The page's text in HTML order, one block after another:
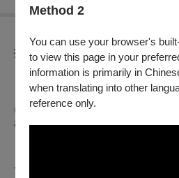
Method 2
You can use your browser's
to view this page in your
information is primarily in
when translating into other
reference only.
折扣方案
【TFAI選映：天字第一號（數位修
（數位修復版）】
◎ 該場次開演前一小時可至現場櫃
張，數量有限，索完為止
TFAI Picks: The Best Secret Agent